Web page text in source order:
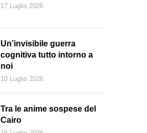
17 Luglio 2026
Un’invisibile guerra
cognitiva tutto intorno a
noi
10 Luglio 2026
Tra le anime sospese del
Cairo